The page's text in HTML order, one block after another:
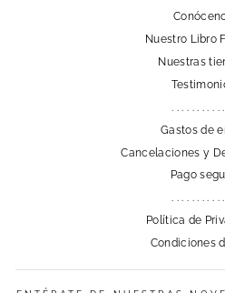
Nuestro Libro
Nuestras
Gastos de
Cancelaciones y
Pago
. . . . . . . . . .
Política de
Condiciones